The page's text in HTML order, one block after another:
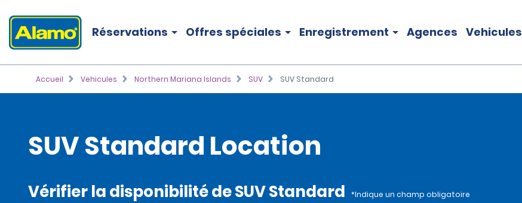
Réservations Offres spéciales Enregistrement Agences Vehicules
Accueil Vehicules Northern Mariana Islands SUV SUV Standard
SUV Standard Location
Vérifier la disponibilité de SUV Standard *Indique un champ obligatoire